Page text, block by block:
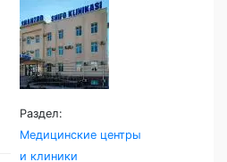
klinikasi
Раздел:
Медицинские центры
и клиники